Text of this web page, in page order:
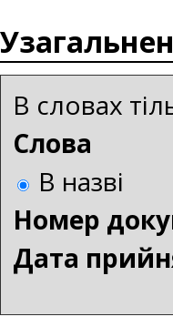
В словах
Слова
В назві
Номер
Дата